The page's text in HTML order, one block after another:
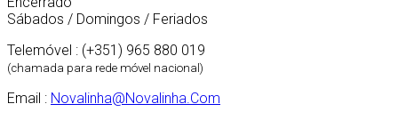
Sábados / Domingos / Feriados
Telemóvel : (+351) 965 880 019
(chamada para rede móvel nacional)
Email : Novalinha@novalinha.com